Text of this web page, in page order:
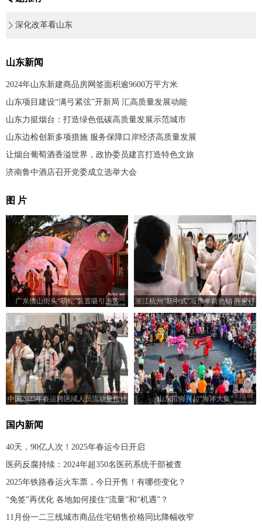
深化改革看山东
山东新闻
2024年山东新建商品房网签面积逾9600万平方米
山东项目建设“满弓紧弦”开新局 汇高质量发展动能
山东力挺烟台：打造绿色低碳高质量发展示范城市
山东边检创新多项措施 服务保障口岸经济高质量发展
让烟台葡萄酒香溢世界，政协委员建言打造特色文旅
济南鲁中酒店召开党委成立选举大会
图 片
广东佛山街头“萌蛇”装置吸引游客
浙江杭州“新中式”服饰年前热销 商家订
单需排期
中国2025年春运跨区域人员流动量预计
山东沿海兴起“海洋大集”
国内新闻
40天，90亿人次！2025年春运今日开启
医药反腐持续：2024年超350名医药系统干部被查
2025年铁路春运火车票，今日开售！有哪些变化？
“免签”再优化 各地如何接住“流量”和“机遇”？
11月份一二三线城市商品住宅销售价格同比降幅收窄